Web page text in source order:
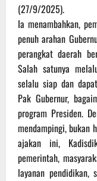
(27/9/2025).
Ia menambahkan,
penuh arahan
perangkat daerah
Salah satunya
selalu siap dan
Pak Gubernur,
program Presiden.
mendampingi, bukan
ajakan ini,
pemerintah,
layanan